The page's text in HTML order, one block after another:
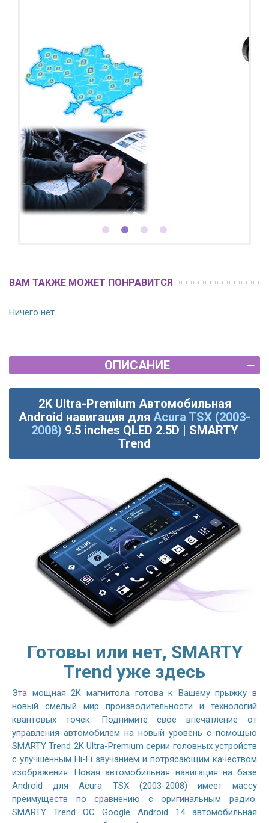
ВАМ ТАКЖЕ МОЖЕТ ПОНРАВИТСЯ
Ничего нет
ОПИСАНИЕ
2K Ultra-Premium Автомобильная
Android навигация для Acura TSX (2003-
2008) 9.5 inches QLED 2.5D | SMARTY
Trend
Готовы или нет, SMARTY
Trend уже здесь
Эта мощная 2K магнитола готова к Вашему прыжку в
новый смелый мир производительности и технологий
квантовых точек. Поднимите свое впечатление от
управления автомобилем на новый уровень с помощью
SMARTY Trend 2K Ultra-Premium серии головных устройств
с улучшенным Hi-Fi звучанием и потрясающим качеством
изображения. Новая автомобильная навигация на базе
Android для Acura TSX (2003-2008) имеет массу
преимуществ по сравнению с оригинальным радио.
SMARTY Trend ОС Google Android 14 автомобильная